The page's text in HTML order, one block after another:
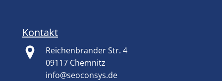
Kontakt
Reichenbrander Str. 4
09117 Chemnitz
info@seoconsys.de